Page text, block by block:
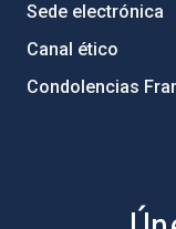
Sede electrónica
Canal ético
Condolencias